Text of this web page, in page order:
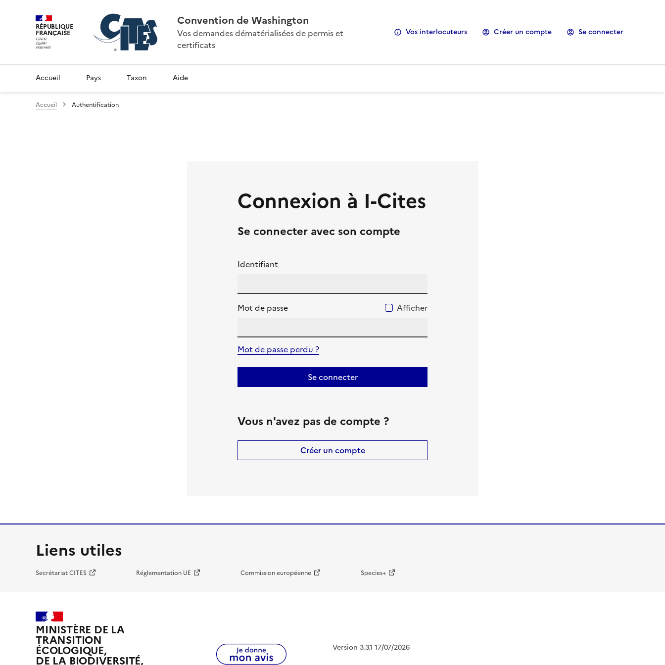
RÉPUBLIQUE
FRANÇAISE
Convention de Washington
Vos demandes dématérialisées de permis et
certificats
Vos interlocuteurs Créer un compte Se connecter
Accueil Pays Taxon Aide
Accueil Authentification
Connexion à I-Cites
Se connecter avec son compte
Identifiant
Mot de passe Afficher
Mot de passe perdu ?
Se connecter
Vous n'avez pas de compte ?
Créer un compte
Liens utiles
Secrétariat CITES Réglementation UE Commission européenne Species+
MINISTÈRE DE LA
TRANSITION
ÉCOLOGIQUE,
DE LA BIODIVERSITÉ,
Version 3.3.1 17/07/2026